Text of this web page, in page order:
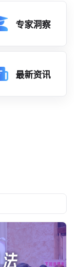
专家洞察
最新资讯